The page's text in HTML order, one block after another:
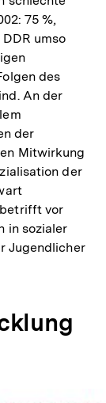
75 %,
umso
des
An der
der
Mitwirkung
der
vor
in sozialer
Jugendlicher